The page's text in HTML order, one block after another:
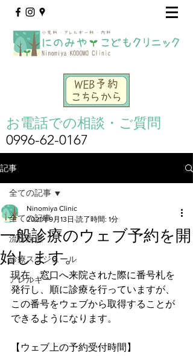
お電話での相談・ご質問
0996-62-0167
記事
全ての記事
流行疾患
診療スケジュール
アレルギー
全ての記事
一般診療のウェブ予約を開
始します。
Ninomiya Clinic
2021年9月13日 読了時間: 1分
現在、窓口へ来院された際に番号札を
発行し、順に診療を行っていますが、
この番号をウェブから取得することが
できるようになります。
【ウェブ上の予約受付時間】